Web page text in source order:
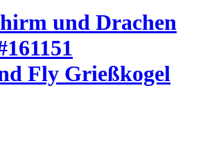
und Drachen
Fly Grießkogel